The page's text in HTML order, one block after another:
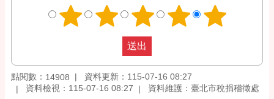
點閱數： 14908
資料更新：115-07-16 08:27
資料檢視：115-07-16 08:27
資料維護：臺北市稅捐稽徵處